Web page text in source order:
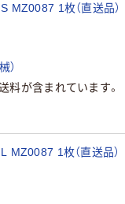
MZ0087 1枚（直送品）
）
料が含まれています。
1枚（直送品）